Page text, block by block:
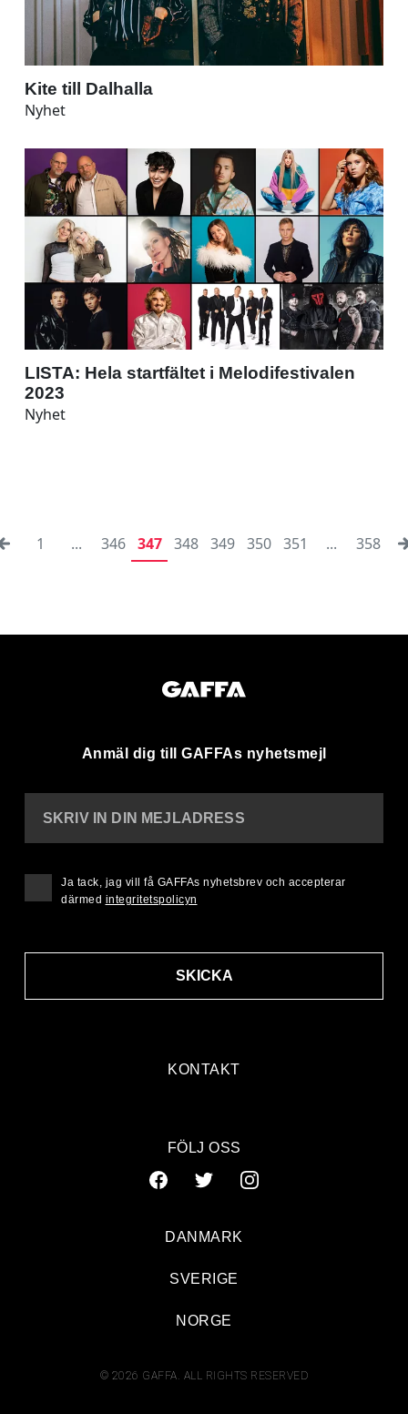
Kite till Dalhalla
Nyhet
LISTA: Hela startfältet i Melodifestivalen
2023
Nyhet
1 ... 346 347 348 349 350 351 ... 358
Anmäl dig till GAFFAs nyhetsmejl
KONTAKT
SKRIV IN DIN MEJLADRESS
SKICKA
Ja tack, jag vill få GAFFAs nyhetsbrev och accepterar
därmed integritetspolicyn
FÖLJ OSS
© 2026 GAFFA. ALL RIGHTS RESERVED
DANMARK
SVERIGE
NORGE